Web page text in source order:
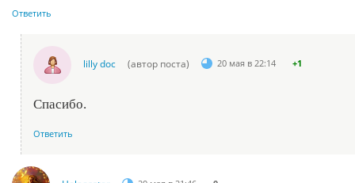
Ответить
lilly doc (автор поста) 20 мая в 22:14 +1
Спасибо.
Ответить